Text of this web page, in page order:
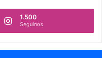
1.500
Seguinos